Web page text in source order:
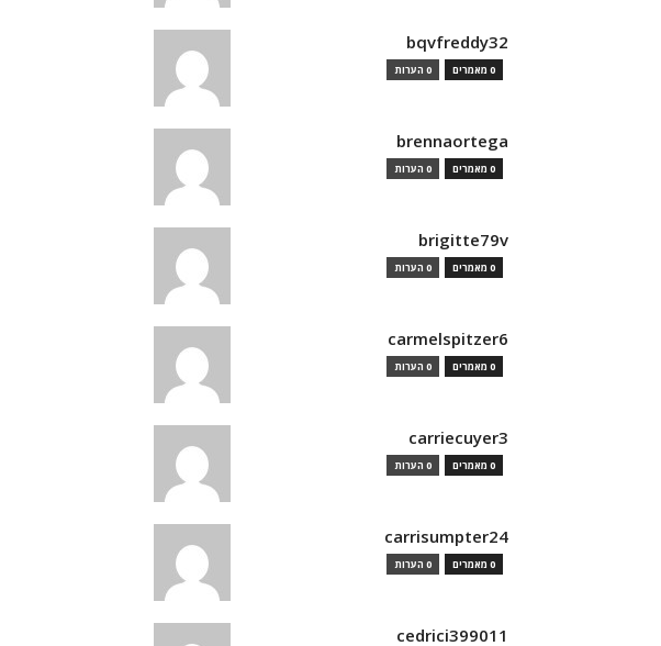
bqvfreddy32
0 מאמרים 0 הערות
brennaortega
0 מאמרים 0 הערות
brigitte79v
0 מאמרים 0 הערות
carmelspitzer6
0 מאמרים 0 הערות
carriecuyer3
0 מאמרים 0 הערות
carrisumpter24
0 מאמרים 0 הערות
cedrici399011